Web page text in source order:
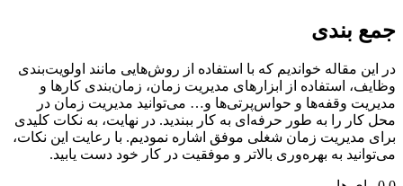
بندی
مقاله خواندیم که با استفاده از روش‌هایی مانند اولویت‌بندی
استفاده از ابزارهای مدیریت زمان، زمان‌بندی کارها و
وقفه‌ها و حواس‌پرتی‌ها و… می‌توانید مدیریت زمان در
را به طور حرفه‌ای به کار ببندید. در نهایت، به نکات کلیدی
مدیریت زمان شغلی موفق اشاره نمودیم. با رعایت این نکات،
به بهره‌وری بالاتر و موفقیت در کار خود دست یابید.